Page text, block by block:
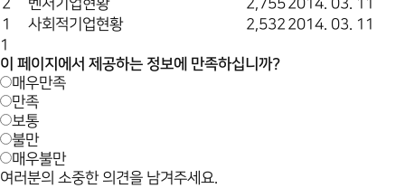
2
벤처기업현황 2,7552014. 03. 11
1
사회적기업현황 2,532 2014. 03. 11
1
이 페이지에서 제공하는 정보에 만족하십니까?
매우만족
만족
보통
불만
매우불만
여러분의 소중한 의견을 남겨주세요.